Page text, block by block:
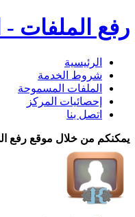
رفع الملفات -
الرئيسية
شروط الخدمة
الملفات المسموحة
إحصائيات المركز
اتصل بنا
يمكنكم من خلال موقع رفع